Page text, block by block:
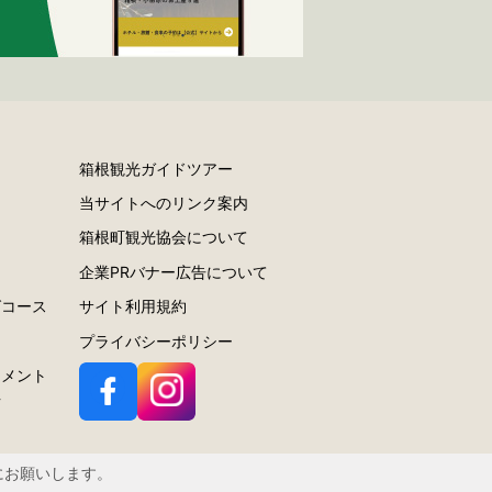
ース
ント
箱根観光ガイドツアー
当サイトへのリンク案内
箱根町観光協会について
企業PRバナー広告について
サイト利用規約
プライバシーポリシー
願いします。